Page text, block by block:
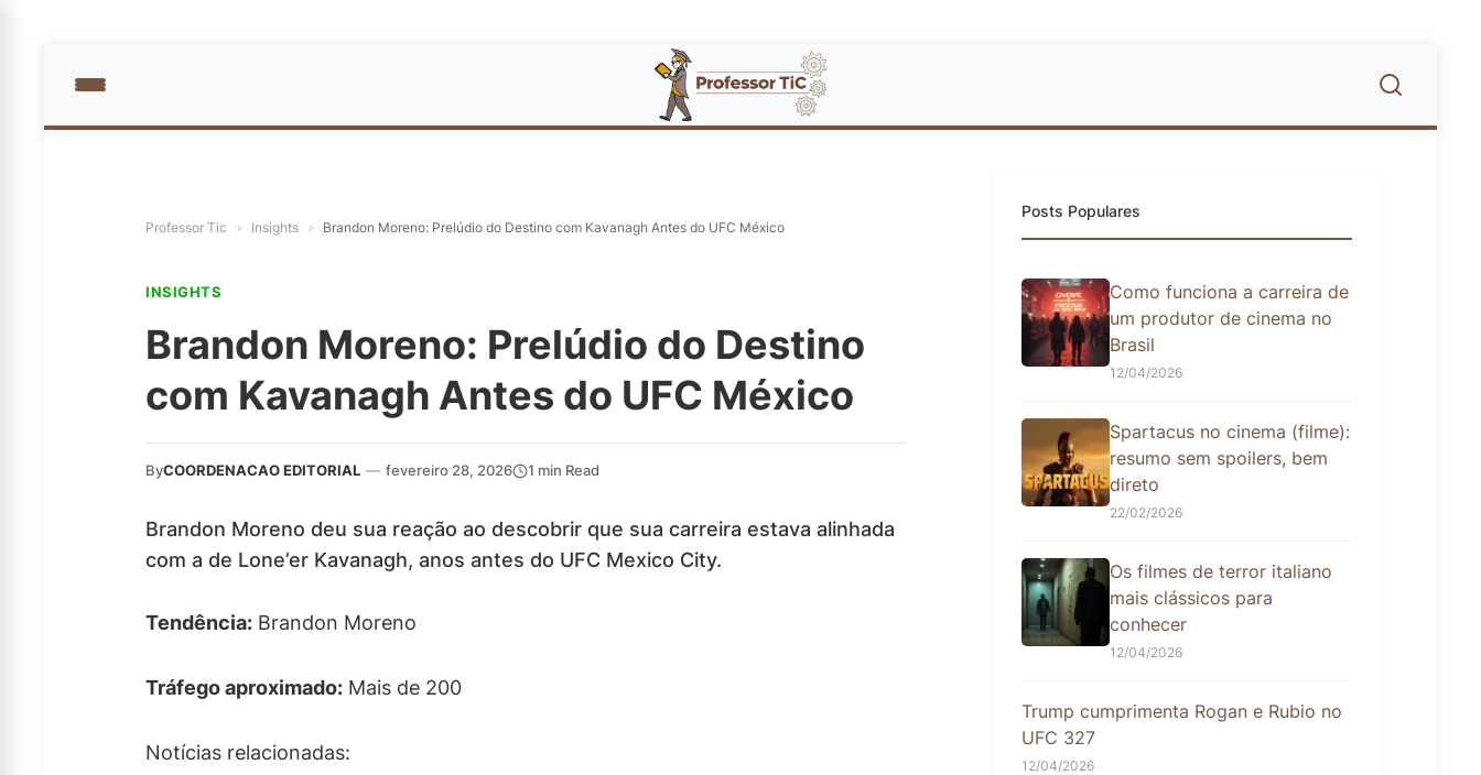
Professor Tic » Insights » Brandon Moreno: Prelúdio do Destino com Kavanagh Antes do UFC México
INSIGHTS
Brandon Moreno: Prelúdio do Destino
com Kavanagh Antes do UFC México
ByCOORDENACAO EDITORIAL — fevereiro 28, 2026 1 min Read
Brandon Moreno deu sua reação ao descobrir que sua carreira estava alinhada
com a de Lone’er Kavanagh, anos antes do UFC Mexico City.
Tendência: Brandon Moreno
Tráfego aproximado: Mais de 200
Notícias relacionadas:
Posts Populares
Como funciona a carreira de
um produtor de cinema no
Brasil
12/04/2026
Spartacus no cinema (filme):
resumo sem spoilers, bem
direto
22/02/2026
Os filmes de terror italiano
mais clássicos para
conhecer
12/04/2026
Trump cumprimenta Rogan e Rubio no
UFC 327
12/04/2026